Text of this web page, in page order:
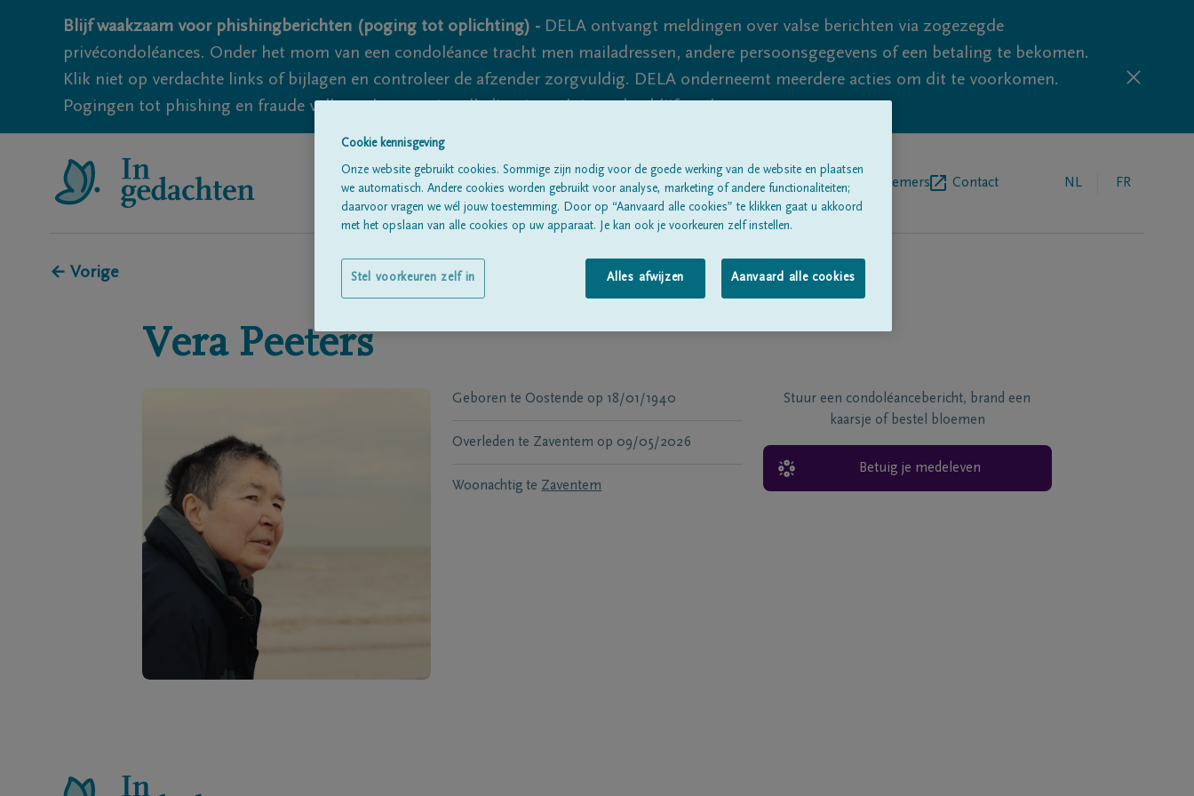
Blijf waakzaam voor phishingberichten (poging tot oplichting) - DELA ontvangt meldingen over valse berichten via zogezegde
privécondoléances. Onder het mom van een condoléance tracht men mailadressen, andere persoonsgegevens of een betaling te bekomen.
Klik niet op verdachte links of bijlagen en controleer de afzender zorgvuldig. DELA onderneemt meerdere acties om dit te voorkomen.
Pogingen tot phishing en fraude vallen echter nooit volledig uit te sluiten, dus blijf waakzaam.
Alle rouwberichtenOver onsBegrafenisondernemers Contact NL FR
← Vorige
Vera Peeters
Geboren te Oostende op 18/01/1940
Overleden te Zaventem op 09/05/2026
Woonachtig te Zaventem
Stuur een condoléancebericht, brand een
kaarsje of bestel bloemen
Betuig je medeleven
Cookie kennisgeving
Onze website gebruikt cookies. Sommige zijn nodig voor de goede werking van de website en plaatsen
we automatisch. Andere cookies worden gebruikt voor analyse, marketing of andere functionaliteiten;
daarvoor vragen we wél jouw toestemming. Door op “Aanvaard alle cookies” te klikken gaat u akkoord
met het opslaan van alle cookies op uw apparaat. Je kan ook je voorkeuren zelf instellen.
Alles afwijzen Aanvaard alle cookies
Stel voorkeuren zelf in